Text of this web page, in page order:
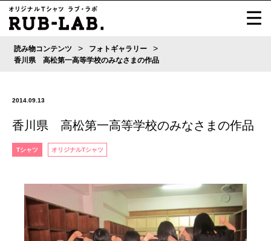
読み物コンテンツ > フォトギャラリー >
香川県 高松第一高等学校のみなさまの作品
2014.09.13
香川県 高松第一高等学校のみなさまの作品
Tシャツ オリジナルTシャツ